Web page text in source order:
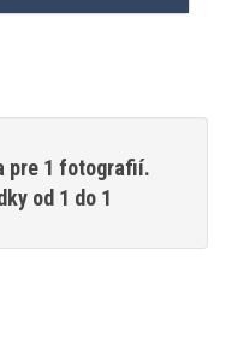
pre 1 fotografií.
od 1 do 1